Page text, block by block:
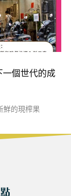
個世代的成
鮮的現榨果